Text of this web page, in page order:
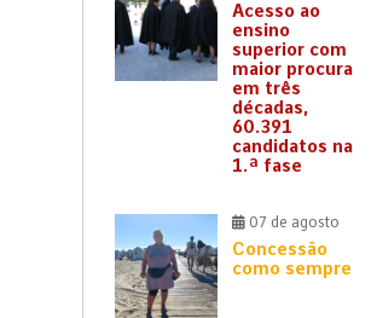
Acesso ao
ensino
superior com
maior procura
em três
décadas,
60.391
candidatos na
1.ª fase
07 de agosto
Concessão
como sempre